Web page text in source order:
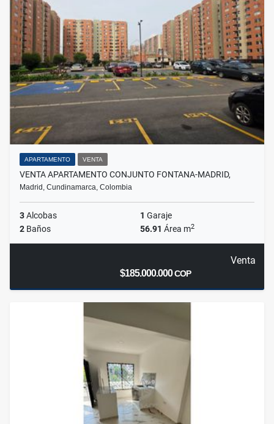
APARTAMENTO VENTA
VENTA APARTAMENTO CONJUNTO FONTANA-MADRID,
Madrid, Cundinamarca, Colombia
3Alcobas 1 Garaje
2 Baños 56.91 Área m2
Venta
$185.000.000COP